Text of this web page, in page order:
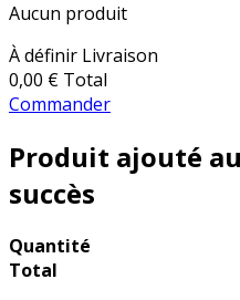
Aucun produit
À définir Livraison
0,00 € Total
Commander
Produit ajouté
succès
Quantité
Total